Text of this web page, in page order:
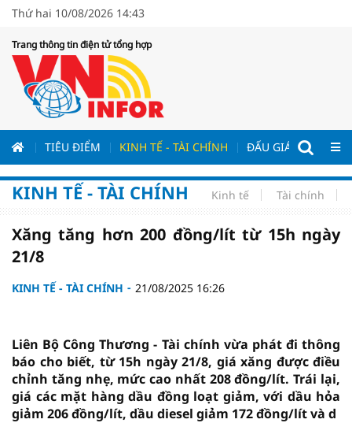
Thứ hai 10/08/2026 14:43
Trang thông tin điện tử tổng hợp
TIÊU ĐIỂM KINH TẾ - TÀI CHÍNH ĐẤU GIÁ - ĐẤU
KINH TẾ - TÀI CHÍNH Kinh tế Tài chính
Xăng tăng hơn 200 đồng/lít từ 15h ngày
21/8
KINH TẾ - TÀI CHÍNH 21/08/2025 16:26
Liên Bộ Công Thương - Tài chính vừa phát đi thông
báo cho biết, từ 15h ngày 21/8, giá xăng được điều
chỉnh tăng nhẹ, mức cao nhất 208 đồng/lít. Trái lại,
giá các mặt hàng dầu đồng loạt giảm, với dầu hỏa
giảm 206 đồng/lít, dầu diesel giảm 172 đồng/lít và d